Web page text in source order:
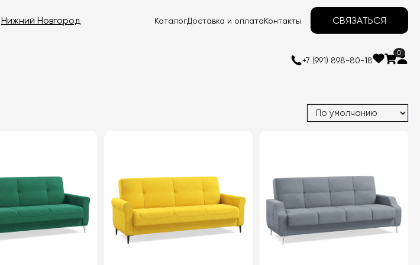
Нижний Новгород КаталогДоставка и оплатаКонтакты СВЯЗАТЬСЯ
+7 (991) 898-80-18
0